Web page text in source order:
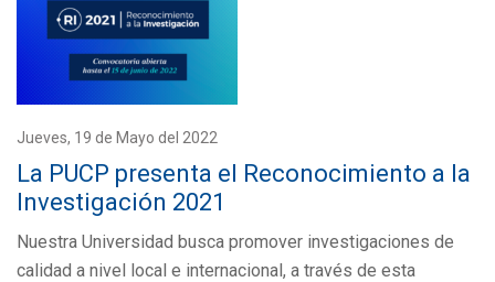
Jueves, 19 de Mayo del 2022
La PUCP presenta el Reconocimiento a la
Investigación 2021
Nuestra Universidad busca promover investigaciones de
calidad a nivel local e internacional, a través de esta